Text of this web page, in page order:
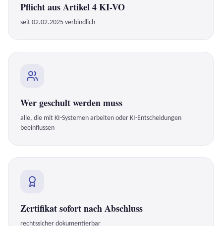
Pflicht aus Artikel 4 KI-VO
seit 02.02.2025 verbindlich
Wer geschult werden muss
alle, die mit KI-Systemen arbeiten oder KI-Entscheidungen
beeinflussen
Zertifikat sofort nach Abschluss
rechtssicher dokumentierbar